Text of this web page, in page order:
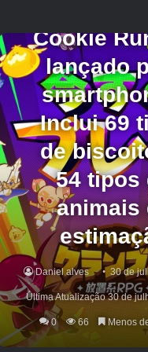
Os diamantes no
comprarAulasno
inicia o jogo pela
compra ou
são uma
pois cada classe
escolha delas,
iniciais que são